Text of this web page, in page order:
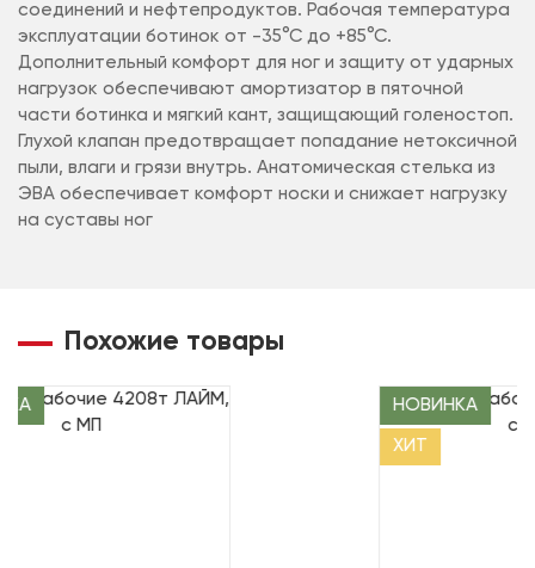
соединений и нефтепродуктов. Рабочая температура
эксплуатации ботинок от -35°С до +85°С.
Дополнительный комфорт для ног и защиту от ударных
нагрузок обеспечивают амортизатор в пяточной
части ботинка и мягкий кант, защищающий голеностоп.
Глухой клапан предотвращает попадание нетоксичной
пыли, влаги и грязи внутрь. Анатомическая стелька из
ЭВА обеспечивает комфорт носки и снижает нагрузку
на суставы ног
Похожие товары
НОВИНКА
ХИТ